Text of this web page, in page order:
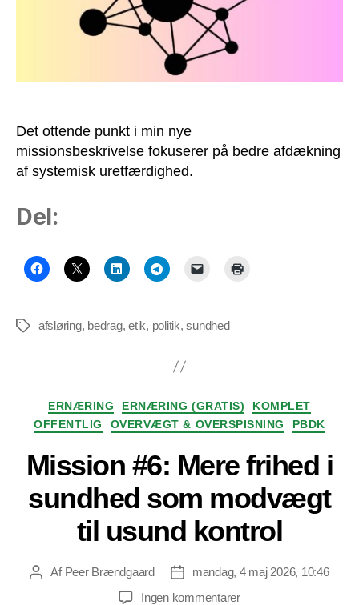
Det ottende punkt i min nye
missionsbeskrivelse fokuserer på bedre afdækning
af systemisk uretfærdighed.
Del:
Tagsafsløring, bedrag,etik, politik,sundhed
Kategorier
ERNÆRING ERNÆRING (GRATIS)
KOMPLET
OFFENTLIG
OVERVÆGT & OVERSPISNING PBDK
Mission #6: Mere frihed i
sundhed som modvægt
til usund kontrol
Indlægsforfatter
Af Peer Brændgaard Indlægsdato
mandag, 4 maj 2026, 10:46
Ingen kommentarertil